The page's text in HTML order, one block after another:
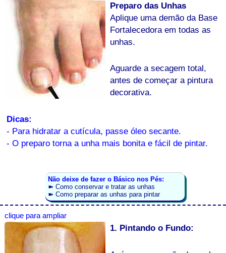
Preparo das Unhas
Aplique uma demão da Base
Fortalecedora em todas as
unhas.
Aguarde a secagem total,
antes de começar a pintura
decorativa.
Dicas:
- Para hidratar a cutícula, passe óleo secante.
- O preparo torna a unha mais bonita e fácil de pintar.
Não deixe de fazer o Básico nos Pés:
➽Como conservar e tratar as unhas
➽Como preparar as unhas para pintar
clique para ampliar
1. Pintando o Fundo: